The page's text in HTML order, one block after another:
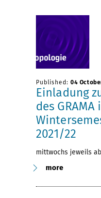
Published: 04
Einladung
des GRAMA
2021/22
mittwochs jeweils
more